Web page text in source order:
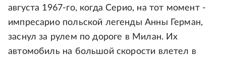
августа 1967-го, когда Серио, на тот момент -
импресарио польской легенды Анны Герман,
заснул за рулем по дороге в Милан. Их
автомобиль на большой скорости влетел в